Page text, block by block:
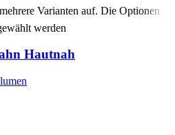
Varianten auf. Die Optionen
werden
Hautnah